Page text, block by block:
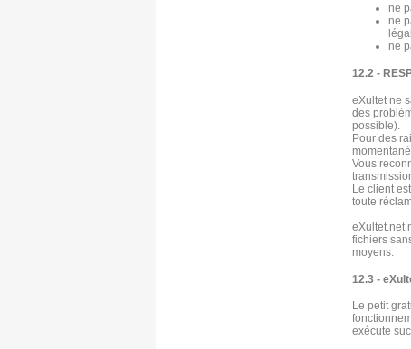
ne
ne
ne
12.2 -
eXultet ne
des
possible).
Pour des
Vous
Le client
toute
eXultet.net
fichiers
moyens.
12.3 -
Le petit
exécute